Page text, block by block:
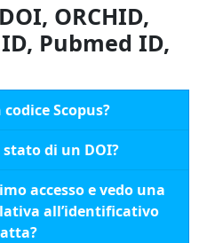
ORCHID,
Pubmed ID,
Scopus?
di un DOI?
accesso e vedo una
all’identificativo